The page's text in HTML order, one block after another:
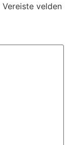
Vereiste velden